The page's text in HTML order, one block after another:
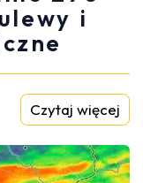
i
Czytaj więcej